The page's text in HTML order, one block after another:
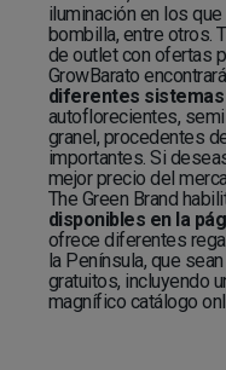
iluminación en los
bombilla, entre otros.
de outlet con ofertas
GrowBarato
diferentes
autoflorecientes,
granel, procedentes
importantes. Si
mejor precio del
The Green Brand
disponibles en la
ofrece diferentes
la Península, que
gratuitos, incluyendo
magnífico catálogo